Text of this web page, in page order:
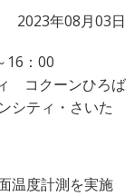
2023年08月03日
16：00
コクーンひろば
シティ・さいた
温度計測を実施